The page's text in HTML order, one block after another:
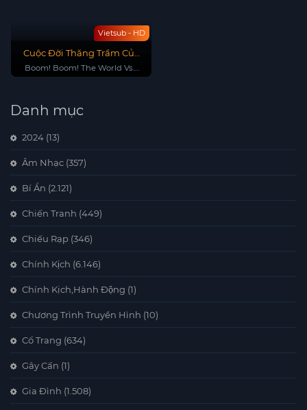
Vietsub - HD
Cuộc Đời Thăng Trầm Của
Boris Becker
Boom! Boom! The World Vs.
Danh mục
2024 (13)
Âm Nhạc (357)
Bí Ẩn (2.121)
Chiến Tranh (449)
Chiếu Rạp (346)
Chính Kịch (6.146)
Chính Kịch,Hành Động (1)
Chương Trình Truyền Hình (10)
Cổ Trang (634)
Gây Cấn (1)
Gia Đình (1.508)